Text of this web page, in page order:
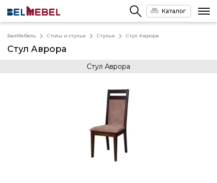
Каталог
БелМебель Столы и стулья Стулья Стул Аврора
Стул Аврора
Стул Аврора